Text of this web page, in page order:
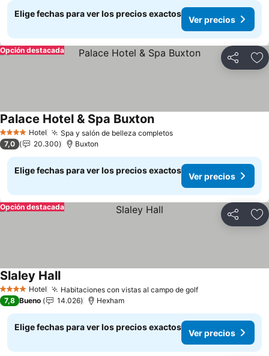
Elige fechas para ver los precios exactos
Ver precios
Compartir
Opción destacada
4 EstrellasHotel Spa y salón de belleza completosVer precios
Palace Hotel & Spa BuxtonVer precios
7,0 20.300 Buxton
Elige fechas para ver los precios exactos
Ver precios
Compartir
Opción destacada
4 EstrellasHotel Habitaciones con vistas al campo de golfVer precios
Slaley HallVer precios
7,8 Bueno 14.026 Hexham
Elige fechas para ver los precios exactos
Ver precios